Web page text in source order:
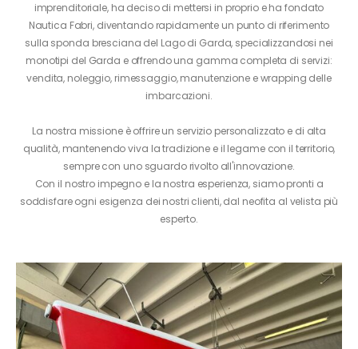
imprenditoriale, ha deciso di mettersi in proprio e ha fondato
Nautica Fabri, diventando rapidamente un punto di riferimento
sulla sponda bresciana del Lago di Garda, specializzandosi nei
monotipi del Garda e offrendo una gamma completa di servizi:
vendita, noleggio, rimessaggio, manutenzione e wrapping delle
imbarcazioni.
La nostra missione è offrire un servizio personalizzato e di alta
qualità, mantenendo viva la tradizione e il legame con il territorio,
sempre con uno sguardo rivolto all'innovazione.
Con il nostro impegno e la nostra esperienza, siamo pronti a
soddisfare ogni esigenza dei nostri clienti, dal neofita al velista più
esperto.